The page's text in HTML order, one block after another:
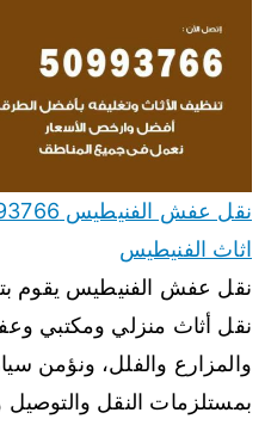
اثاث الفنيطيس
نقل عفش الفنيطيس يقوم
نقل أثاث منزلي ومكتبي
والمزارع والفلل، ونؤمن
بمستلزمات النقل والتوصيل